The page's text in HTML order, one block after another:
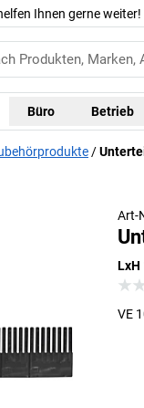
Ihnen gerne
Büro Betrieb
Art-
LxH
VE